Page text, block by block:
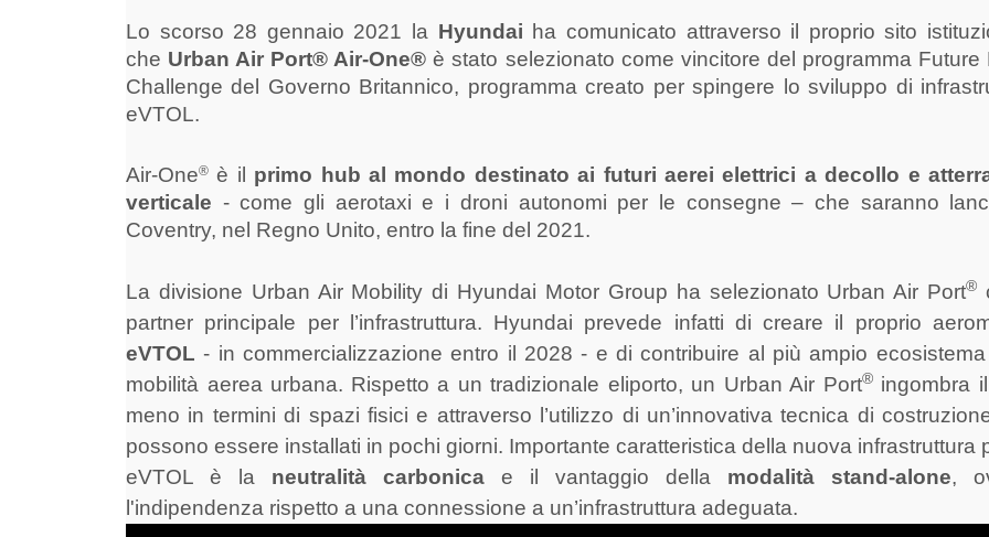
Lo scorso 28 gennaio 2021 la Hyundai ha comunicato attraverso il proprio sito
che Urban Air Port® Air-One® è stato selezionato come vincitore del programma Future
Challenge del Governo Britannico, programma creato per spingere lo sviluppo di
eVTOL.
Air-One® è il primo hub al mondo destinato ai futuri aerei elettrici a decollo e
verticale - come gli aerotaxi e i droni autonomi per le consegne – che saranno
Coventry, nel Regno Unito, entro la fine del 2021.
La divisione Urban Air Mobility di Hyundai Motor Group ha selezionato Urban Air Port®
partner principale per l’infrastruttura. Hyundai prevede infatti di creare il proprio
eVTOL - in commercializzazione entro il 2028 - e di contribuire al più ampio
mobilità aerea urbana. Rispetto a un tradizionale eliporto, un Urban Air Port®ingombra
meno in termini di spazi fisici e attraverso l’utilizzo di un’innovativa tecnica di
possono essere installati in pochi giorni. Importante caratteristica della nuova infrastruttura
eVTOL è la neutralità carbonica e il vantaggio della modalità stand-alone,
l'indipendenza rispetto a una connessione a un’infrastruttura adeguata.